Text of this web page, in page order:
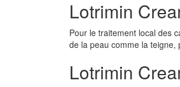
Lotrimin
Pour le traitement local des
de la peau comme la
Lotrimin